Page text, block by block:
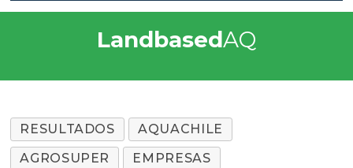
LandbasedAQ
RESULTADOS
AQUACHILE
AGROSUPER
EMPRESAS